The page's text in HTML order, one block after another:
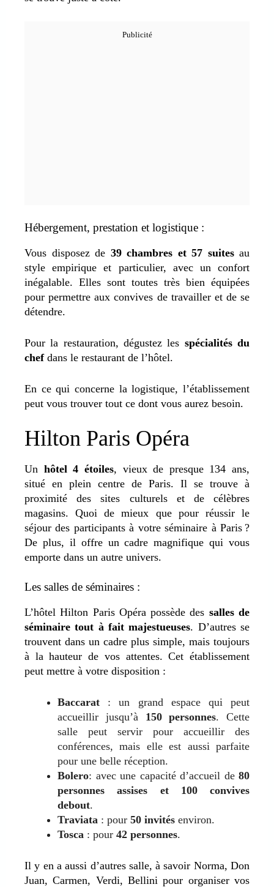
Hébergement, prestation et logistique :
Vous disposez de 39 chambres et 57 suitesau
style empirique et particulier, avec un confort
inégalable. Elles sont toutes très bien équipées
pour permettre aux convives de travailler et de se
détendre.
Pour la restauration, dégustez les spécialités du
chefdans le restaurant de l’hôtel.
En ce qui concerne la logistique, l’établissement
peut vous trouver tout ce dont vous aurez besoin.
Hilton Paris Opéra
Un hôtel 4 étoiles, vieux de presque 134 ans,
situé en plein centre de Paris. Il se trouve à
proximité des sites culturels et de célèbres
magasins. Quoi de mieux que pour réussir le
séjour des participants à votreséminaire à Paris ?
De plus, il offre un cadre magnifique qui vous
emporte dans un autre univers.
Les salles de séminaires :
L’hôtel Hilton Paris Opéra possède des salles de
séminaire tout à fait majestueuses. D’autres se
trouvent dans un cadre plus simple, mais toujours
à la hauteur de vos attentes. Cet établissement
peut mettre à votre disposition :
Baccarat : un grand espace qui peut
accueillir jusqu’à 150 personnes. Cette
salle peut servir pour accueillir des
conférences, mais elle est aussi parfaite
pour une belle réception.
Bolero: avec une capacité d’accueil de 80
personnes assises et 100 convives
debout.
Traviata : pour 50 invités environ.
Tosca : pour 42 personnes.
Il y en a aussi d’autres salle, à savoir Norma, Don
Juan, Carmen, Verdi, Bellini pour organiser vos